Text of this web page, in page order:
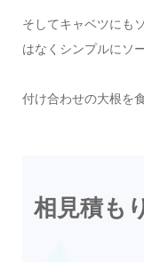
そしてキャベツにも
はなくシンプルにソ
付け合わせの大根を食
相見積も